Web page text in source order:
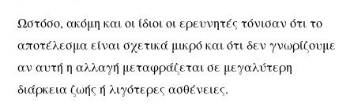
Ωστόσο, ακόμη και οι ίδιοι οι ερευνητές τόνισαν ότι το
αποτέλεσμα είναι σχετικά μικρό και ότι δεν γνωρίζουμε
αν αυτή η αλλαγή μεταφράζεται σε μεγαλύτερη
διάρκεια ζωής ή λιγότερες ασθένειες.